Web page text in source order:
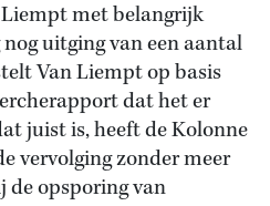
met belangrijk
uitging van een aantal
Van Liempt op basis
dat het er
juist is, heeft de Kolonne
vervolging zonder meer
de opsporing van